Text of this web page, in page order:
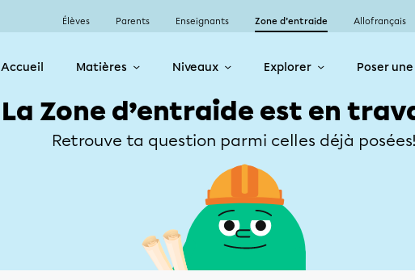
Élèves Parents Enseignants Zone d’entraide Allofrançais
Accueil Matières Niveaux Explorer Poser
La Zone d’entraide est en
Retrouve ta question parmi celles déjà posées!